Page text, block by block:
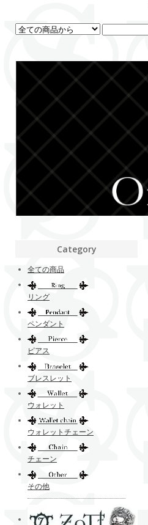
Category
全ての商品
リング
ペンダント
ピアス
ブレスレット
ウォレット
ウォレットチェーン
チェーン
その他